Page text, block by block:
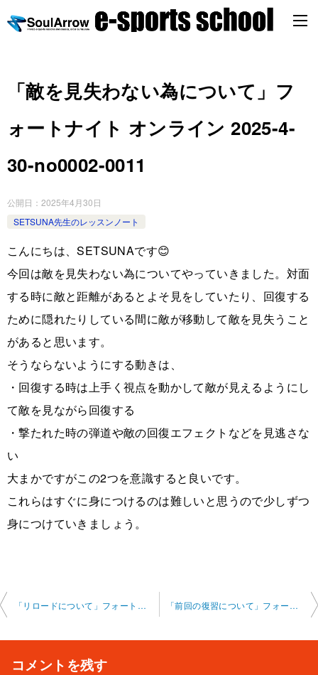
「敵を見失わない為について」フ
ォートナイト オンライン 2025-4-
30-no0002-0011
公開日： 2025年4月30日
SETSUNA先生のレッスンノート
こんにちは、SETSUNAです😊
今回は敵を見失わない為についてやっていきました。対面
する時に敵と距離があるとよそ見をしていたり、回復する
ために隠れたりしている間に敵が移動して敵を見失うこと
があると思います。
そうならないようにする動きは、
・回復する時は上手く視点を動かして敵が見えるようにし
て敵を見ながら回復する
・撃たれた時の弾道や敵の回復エフェクトなどを見逃さな
い
大まかですがこの2つを意識すると良いです。
これらはすぐに身につけるのは難しいと思うので少しずつ
身につけていきましょう。
投
「リロードについて」フォートナイト オンライン 2025-4-24-no0002-0011 「前回の復習について」フォートナイト オンライン 2025-5-1-no0002-0039
コメントを残す